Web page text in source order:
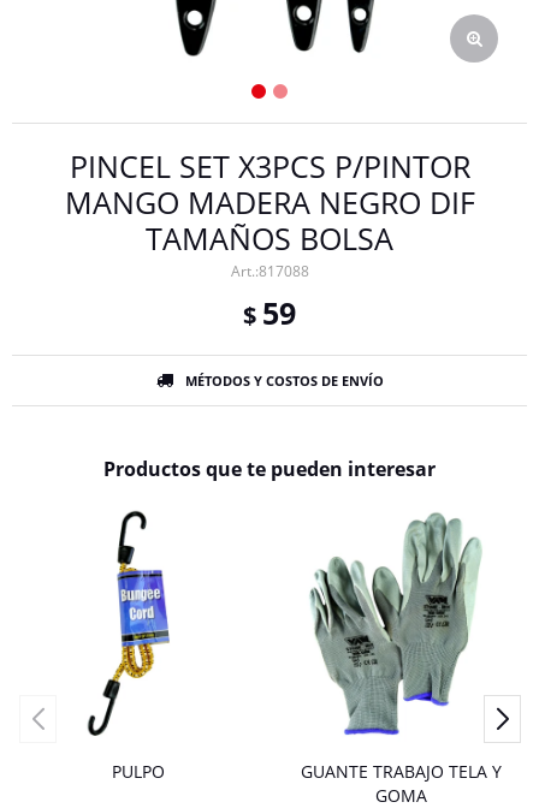
PINCEL SET X3PCS P/PINTOR
MANGO MADERA NEGRO DIF
TAMAÑOS BOLSA
817088
$ 59
MÉTODOS Y COSTOS DE ENVÍO
Productos que te pueden interesar
PULPO
GUANTE TRABAJO TELA Y
GOMA